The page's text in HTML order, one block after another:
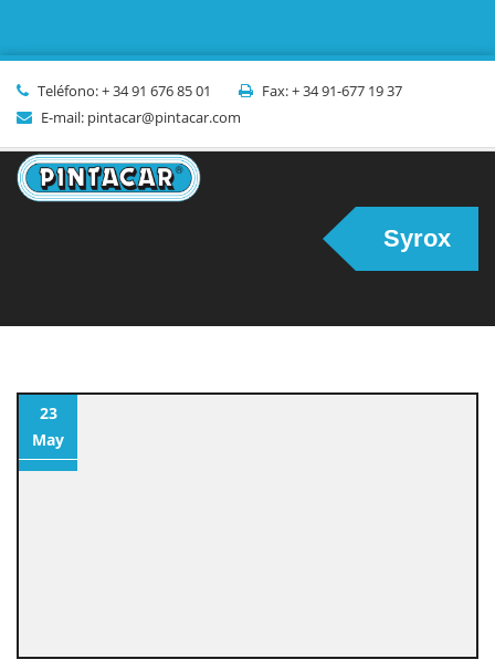
Teléfono: + 34 91 676 85 01
Fax: + 34 91-677 19 37
E-mail: pintacar@pintacar.com
Syrox
23
May